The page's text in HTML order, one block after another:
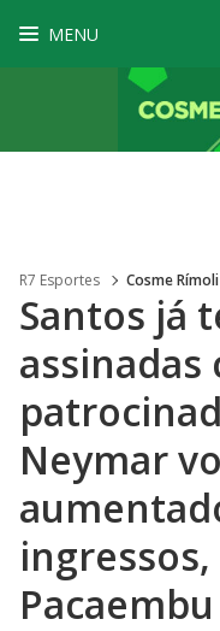
MENU
R7 Esportes Cosme Rímoli
Santos já
assinadas
Neymar
Pacaembu